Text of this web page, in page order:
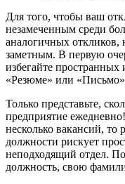
Для того, чтобы ваш
незамеченным среди
аналогичных откликов,
заметным. В первую
избегайте
«Резюме» или
Только представьте,
предприятие
несколько вакансий, то
должности рискует
неподходящий отдел.
должность, свою